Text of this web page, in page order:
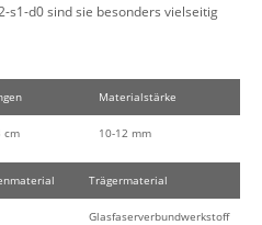
s1-d0 sind sie besonders vielseitig
Materialstärke
cm 10-12 mm
Trägermaterial
Glasfaserverbundwerkstoff